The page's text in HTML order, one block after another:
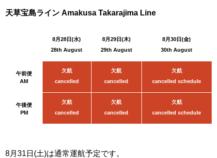
天草宝島ライン Amakusa Takarajima Line
8月28日(水)
28th August
8月29日(木)
29th August
8月30日(金)
30th August
午前便
AM
欠航
cancelled
欠航
cancelled
欠航
cancelled schedule
午後便
PM
欠航
cancelled
欠航
cancelled
欠航
cancelled schedule
8月31日(土)は通常運航予定です。